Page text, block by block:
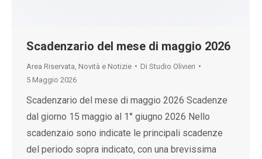
Scadenzario del mese di maggio 2026
Area Riservata Novità e Notizie Di Studio Olivieri
5 Maggio 2026
Scadenzario del mese di maggio 2026 Scadenze
dal giorno 15 maggio al 1° giugno 2026 Nello
scadenzaio sono indicate le principali scadenze
del periodo sopra indicato, con una brevissima